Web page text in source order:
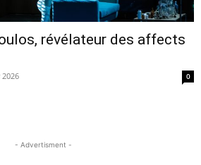
révélateur des affects
0
- Advertisment -